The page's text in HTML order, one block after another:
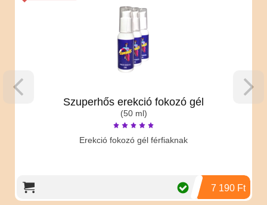
Szuperhős erekció fokozó gél
(50 ml)
Erekció fokozó gél férfiaknak
7 190 Ft